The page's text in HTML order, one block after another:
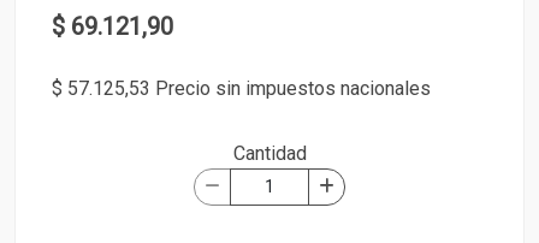
$ 69.121,90
$ 57.125,53 Precio sin impuestos nacionales
Cantidad